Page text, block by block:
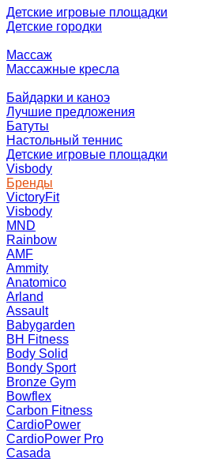
Детские игровые площадки
Детские городки
Массаж
Массажные кресла
Байдарки и каноэ
Лучшие предложения
Батуты
Настольный теннис
Детские игровые площадки
Visbody
Бренды
VictoryFit
Visbody
MND
Rainbow
AMF
Ammity
Anatomico
Arland
Assault
Babygarden
BH Fitness
Body Solid
Bondy Sport
Bronze Gym
Bowflex
Carbon Fitness
CardioPower
CardioPower Pro
Casada